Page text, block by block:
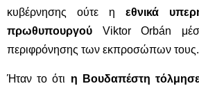
κυβέρνησης ούτε η εθνικά
πρωθυπουργού Viktor Orbán
περιφρόνησης των εκπροσώπων τους.
Ήταν το ότι η Βουδαπέστη τόλμησε